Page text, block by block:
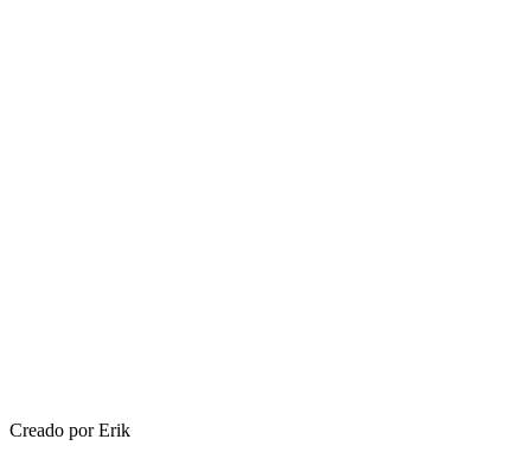
Creado por Erik